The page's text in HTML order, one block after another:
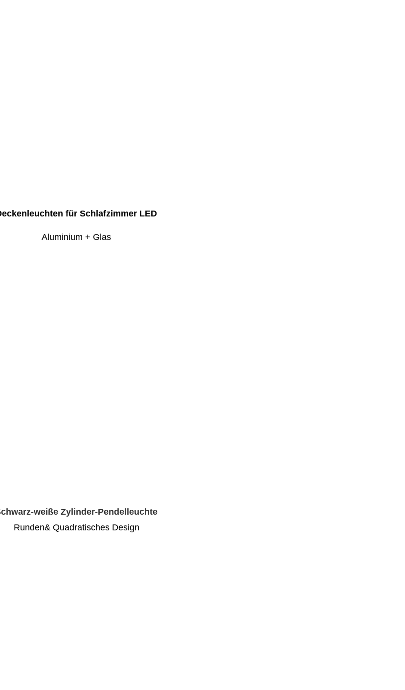
für Schlafzimmer LED
Aluminium + Glas
weiße Zylinder-Pendelleuchte
Runden& Quadratisches Design